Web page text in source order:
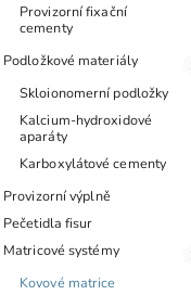
Provizorní fixační
cementy
Podložkové materiály
Skloionomerní podložky
Kalcium-hydroxidové
aparáty
Karboxylátové cementy
Provizorní výplně
Pečetidla fisur
Matricové systémy
Kovové matrice